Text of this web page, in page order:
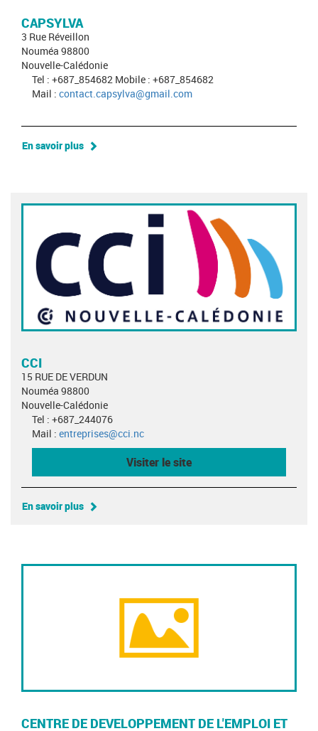
CAPSYLVA
3 Rue Réveillon
Nouméa 98800
Nouvelle-Calédonie
Tel : +687_854682 Mobile : +687_854682
Mail : contact.capsylva@gmail.com
En savoir plus
CCI
15 RUE DE VERDUN
Nouméa 98800
Nouvelle-Calédonie
Tel : +687_244076
Mail : entreprises@cci.nc
Visiter le site
En savoir plus
CENTRE DE DEVELOPPEMENT DE L'EMPLOI ET